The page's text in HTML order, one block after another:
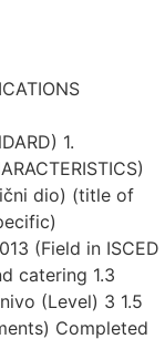
1.
dio) (title of
(Field in ISCED
catering 1.3
(Level) 3 1.5
Completed